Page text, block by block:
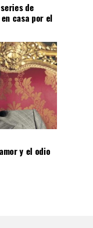
de
casa por el
y el odio